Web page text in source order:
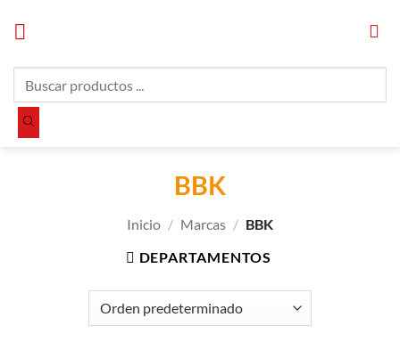
productos
BBK
Inicio / Marcas / BBK
DEPARTAMENTOS